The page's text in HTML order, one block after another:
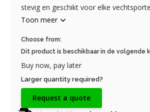
stevig en geschikt voor elke
Toon meer
Choose from:
Dit product is beschikbaar in de volgende
Buy now, pay later
Larger quantity required?
Request a quote